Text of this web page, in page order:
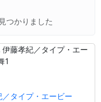
つかりました
タイプ・エービー